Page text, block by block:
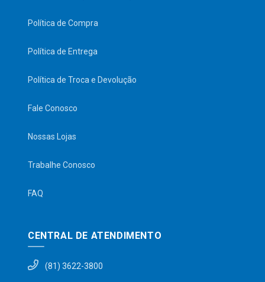
Política de Compra
Política de Entrega
Política de Troca e Devolução
Fale Conosco
Nossas Lojas
Trabalhe Conosco
FAQ
CENTRAL DE ATENDIMENTO
(81) 3622-3800